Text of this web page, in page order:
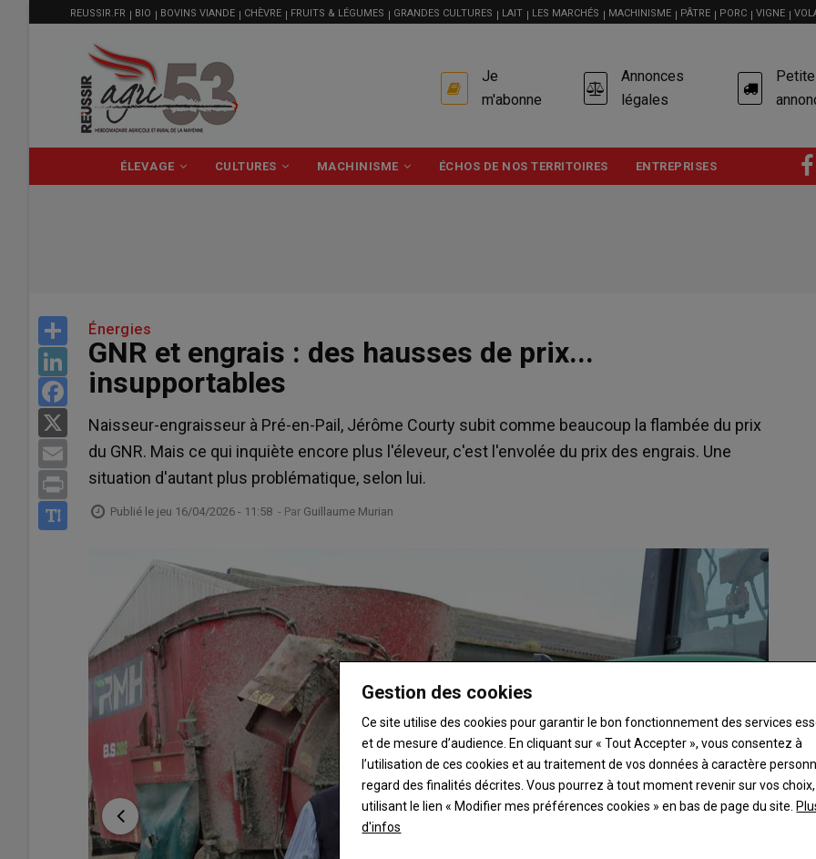
MENU
FILIÈRE
REUSSIR.FR BIO BOVINS VIANDE CHÈVRE FRUITS & LÉGUMES GRANDES CULTURES LAIT LES MARCHÉS MACHINISME PÂTRE PORC VIGNE
USER
ACCOUNT
MENU
Je
m'abonne
Annonces
légales
PRINCIPALE
ÉLEVAGE CULTURES MACHINISME ÉCHOS DE NOS TERRITOIRES ENTREPRISES
Share
LinkedIn
Facebook
Email
Print
Énergies
GNR et engrais : des hausses de prix...
insupportables
Naisseur-engraisseur à Pré-en-Pail, Jérôme Courty subit comme beaucoup la flambée du prix
du GNR. Mais ce qui inquiète encore plus l'éleveur, c'est l'envolée du prix des engrais. Une
situation d'autant plus problématique, selon lui.
Publié le jeu 16/04/2026 - 11:58 - Par Guillaume Murian
Gestion des cookies
Ce site utilise des cookies pour garantir le bon fonctionnement des services
et de mesure d’audience. En cliquant sur « Tout Accepter », vous consentez à
l’utilisation de ces cookies et au traitement de vos données à caractère
regard des finalités décrites. Vous pourrez à tout moment revenir sur vos
utilisant le lien « Modifier mes préférences cookies » en bas de page du site.
d'infos